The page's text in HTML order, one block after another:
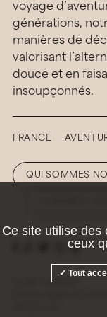
voyage
générations,
manières de
valorisant
douce et en
insoupçonnés.
FRANCE
QUI SOMMES
© 2026 Hellolaroux
Ce site utilise des
ceux
Tout